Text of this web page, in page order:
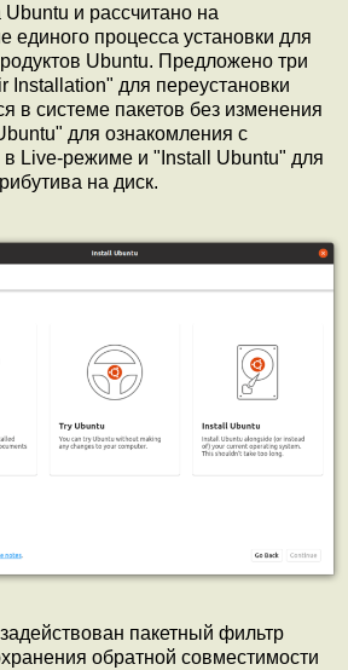
Ubuntu и рассчитано на
единого процесса установки для
Ubuntu. Предложено три
Installation" для переустановки
в системе пакетов без изменения
для ознакомления с
в Live-режиме и "Install Ubuntu" для
на диск.
пакетный фильтр
обратной совместимости